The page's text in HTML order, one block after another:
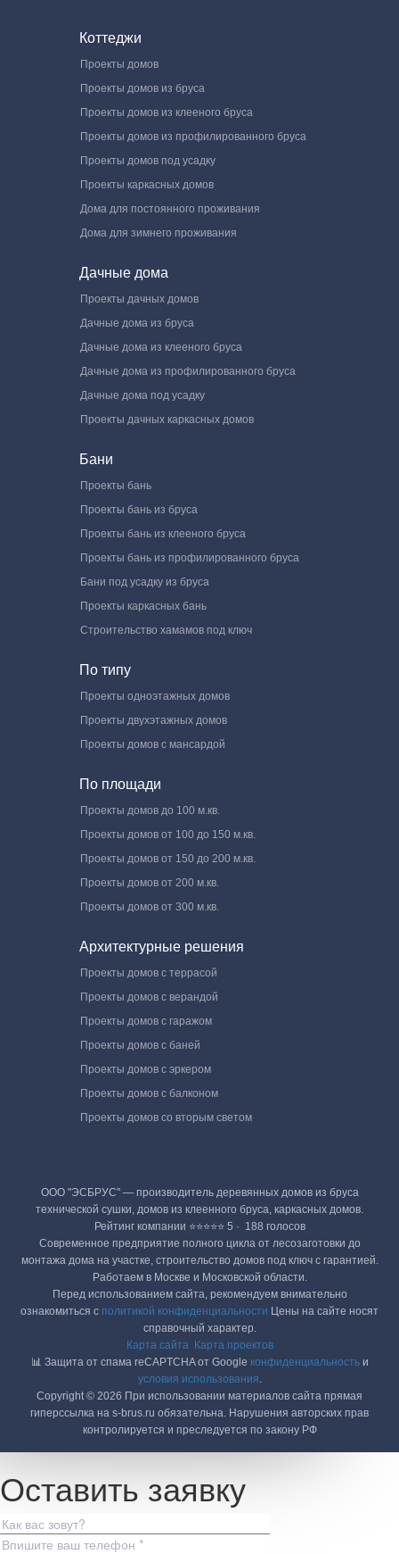
Коттеджи
Проекты домов
Проекты домов из бруса
Проекты домов из клееного бруса
Проекты домов из профилированного бруса
Проекты домов под усадку
Проекты каркасных домов
Дома для постоянного проживания
Дома для зимнего проживания
Дачные дома
Проекты дачных домов
Дачные дома из бруса
Дачные дома из клееного бруса
Дачные дома из профилированного бруса
Дачные дома под усадку
Проекты дачных каркасных домов
Бани
Проекты бань
Проекты бань из бруса
Проекты бань из клееного бруса
Проекты бань из профилированного бруса
Бани под усадку из бруса
Проекты каркасных бань
Строительство хамамов под ключ
По типу
Проекты одноэтажных домов
Проекты двухэтажных домов
Проекты домов с мансардой
По площади
Проекты домов до 100 м.кв.
Проекты домов от 100 до 150 м.кв.
Проекты домов от 150 до 200 м.кв.
Проекты домов от 200 м.кв.
Проекты домов от 300 м.кв.
Архитектурные решения
Проекты домов с террасой
Проекты домов с верандой
Проекты домов с гаражом
Проекты домов с баней
Проекты домов с эркером
Проекты домов с балконом
Проекты домов со вторым светом
ООО "ЭСБРУС" — производитель деревянных домов из бруса
технической сушки, домов из клеенного бруса, каркасных домов.
Рейтинг компании ⭐⭐⭐⭐⭐ 5 · ‎ 188 голосов
Современное предприятие полного цикла от лесозаготовки до
монтажа дома на участке, строительство домов под ключ с гарантией.
Работаем в Москве и Московской области.
Перед использованием сайта, рекомендуем внимательно
ознакомиться с политикой конфиденциальности Цены на сайте носят
справочный характер.
Карта сайта
Карта проектов
📊 Защита от спама reCAPTCHA от Google конфиденциальностьи
условия использования.
Copyright © 2026 При использовании материалов сайта прямая
гиперссылка на s-brus.ru обязательна. Нарушения авторских прав
контролируется и преследуется по закону РФ
Оставить заявку